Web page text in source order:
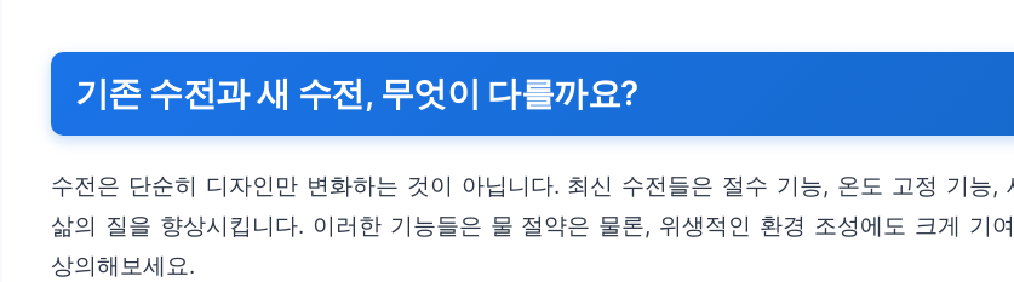
기존 수전과 새 수전, 무엇이 다를까요?
수전은 단순히 디자인만 변화하는 것이 아닙니다. 최신 수전들은 절수 기능, 온도 고정 기능
삶의 질을 향상시킵니다. 이러한 기능들은 물 절약은 물론, 위생적인 환경 조성에도 크게 기
상의해보세요.